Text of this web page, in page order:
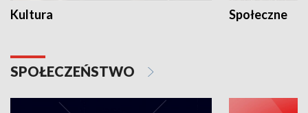
Kultura Społeczne
SPOŁECZEŃSTWO